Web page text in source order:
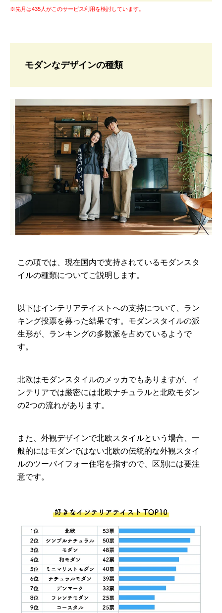
※先月は435人がこのサービス利用を検討しています。
モダンなデザインの種類
この項では、現在国内で支持されているモダンスタ
イルの種類についてご説明します。
以下はインテリアテイストへの支持について、ラン
キング投票を募った結果です。モダンスタイルの派
生形が、ランキングの多数派を占めているようで
す。
北欧はモダンスタイルのメッカでもありますが、イ
ンテリアでは厳密には北欧ナチュラルと北欧モダン
の2つの流れがあります。
また、外観デザインで北欧スタイルという場合、一
般的にはモダンではない北欧の伝統的な外観スタイ
ルのツーバイフォー住宅を指すので、区別には要注
意です。